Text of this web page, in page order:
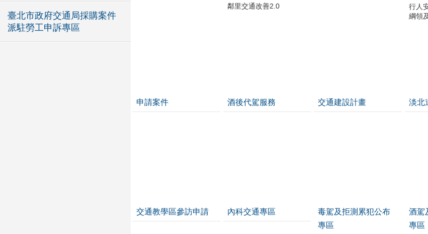
臺北市政府交通局採購案件
派駐勞工申訴專區
鄰里交通改善2.0
行人
綱領
申請案件 酒後代駕服務 交通建設計畫 淡北
交通教學區參訪申請 內科交通專區
毒駕及拒測累犯公布
專區
酒駕
專區